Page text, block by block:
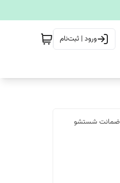
ورود | ثبت‌نام
ضمانت شستشو